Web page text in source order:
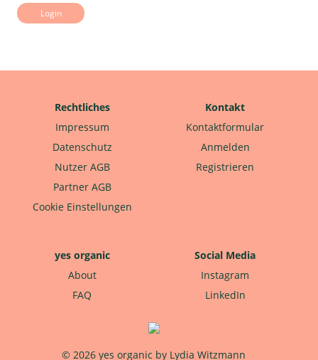
Login
Rechtliches
Impressum
Datenschutz
Nutzer AGB
Partner AGB
Cookie Einstellungen
Kontakt
Kontaktformular
Anmelden
Registrieren
yes organic
About
FAQ
Social Media
Instagram
LinkedIn
© 2026 yes organic by Lydia Witzmann